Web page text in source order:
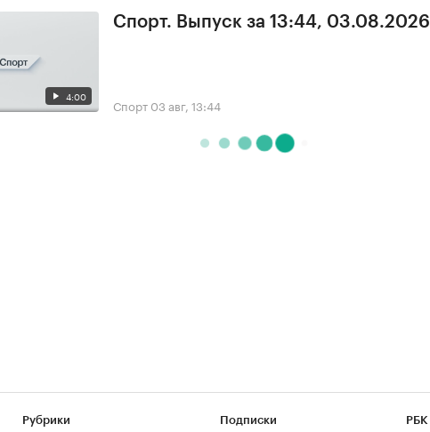
4:00
Спорт. Выпуск за 13:44, 03.08.2026
Спорт 03 авг, 13:44
Рубрики Подписки РБК